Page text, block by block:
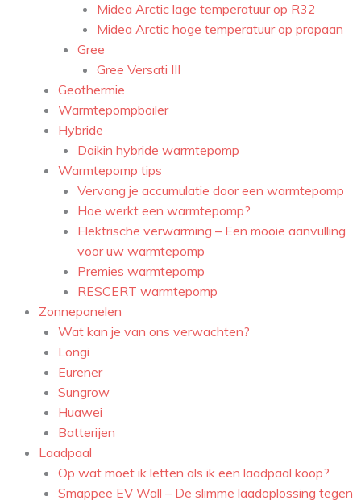
Midea Arctic lage temperatuur op R32
Midea Arctic hoge temperatuur op propaan
Gree
Gree Versati III
Geothermie
Warmtepompboiler
Hybride
Daikin hybride warmtepomp
Warmtepomp tips
Vervang je accumulatie door een warmtepomp
Hoe werkt een warmtepomp?
Elektrische verwarming – Een mooie aanvulling
voor uw warmtepomp
Premies warmtepomp
RESCERT warmtepomp
Zonnepanelen
Wat kan je van ons verwachten?
Longi
Eurener
Sungrow
Huawei
Batterijen
Laadpaal
Op wat moet ik letten als ik een laadpaal koop?
Smappee EV Wall – De slimme laadoplossing tegen